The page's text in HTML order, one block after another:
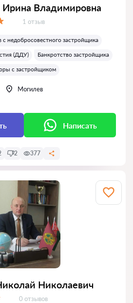
Ирина Владимировна
Отзывов:
1 отзыв
с недобросовестного застройщика
(ДДУ)
Банкротство застройщика
с застройщиком
Могилев
Написать
2 377
Николаевич
Отзывов:
0 отзывов